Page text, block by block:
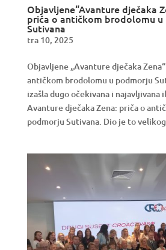
Objavljene“Avanture dječaka
priča o antičkom brodolomu
Sutivana
tra 10, 2025
Objavljene „Avanture dječaka
antičkom brodolomu u podmorju
izašla dugo očekivana i najavljivana
Avanture dječaka Zena: priča o
podmorju Sutivana. Dio je to